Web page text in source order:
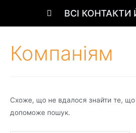
ВСІ КОНТАКТИ
Компаніям
Схоже, що не вдалося знайти те,
допоможе пошук.